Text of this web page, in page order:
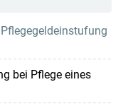
bei Pflege eines